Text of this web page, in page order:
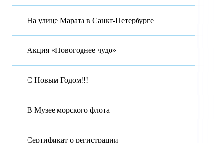
На улице Марата в Санкт-Петербурге
Акция «Новогоднее чудо»
С Новым Годом!!!
В Музее морского флота
Сертификат о регистрации